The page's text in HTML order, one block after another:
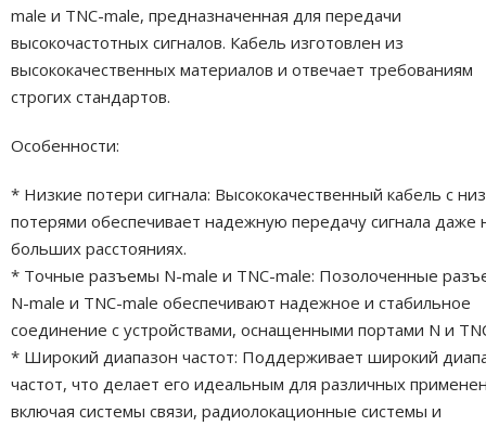
male и TNC-male, предназначенная для передачи
высокочастотных сигналов. Кабель изготовлен из
высококачественных материалов и отвечает требованиям
строгих стандартов.
Особенности:
* Низкие потери сигнала: Высококачественный кабель с
потерями обеспечивает надежную передачу сигнала даже
больших расстояниях.
* Точные разъемы N-male и TNC-male: Позолоченные
N-male и TNC-male обеспечивают надежное и стабильное
соединение с устройствами, оснащенными портами N и
* Широкий диапазон частот: Поддерживает широкий
частот, что делает его идеальным для различных
включая системы связи, радиолокационные системы и